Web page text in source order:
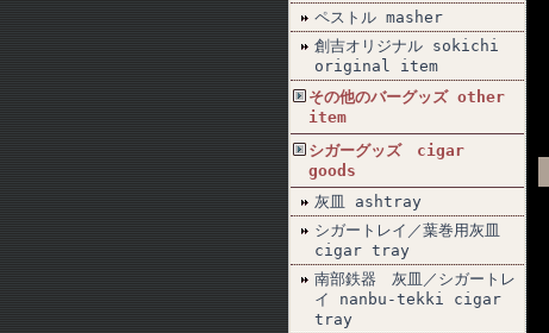
ペストル masher
創吉オリジナル sokichi
original item
その他のバーグッズ other
item
シガーグッズ cigar
goods
灰皿 ashtray
シガートレイ／葉巻用灰皿
cigar tray
南部鉄器 灰皿／シガートレ
イ nanbu-tekki cigar
tray